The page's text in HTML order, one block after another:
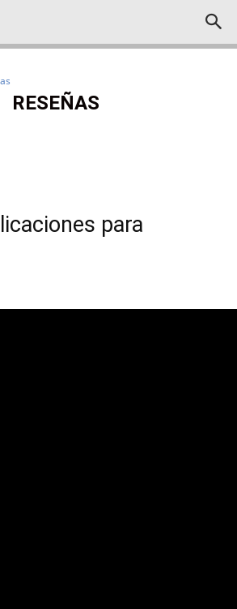
RESEÑAS
para